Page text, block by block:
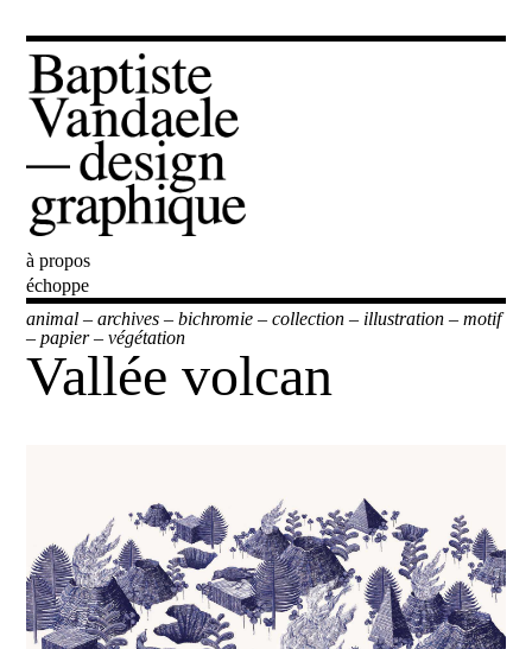
Baptiste Vandaele
à propos
échoppe
animal –archives –bichromie –collection – illustration –motif
–papier–végétation
Vallée volcan